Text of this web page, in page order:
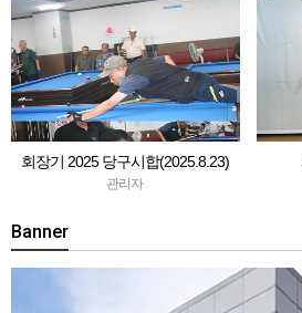
회장기 2025 당구시합(2025.8.23)
관리자
Banner